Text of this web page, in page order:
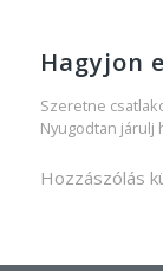
Hagyjon
Szeretne
Nyugodtan járulj
Hozzászólás